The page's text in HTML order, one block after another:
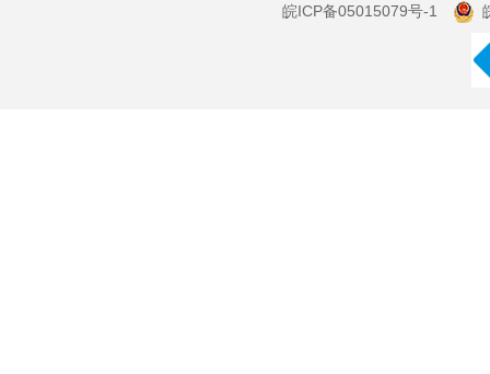
皖ICP备05015079号-1